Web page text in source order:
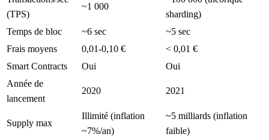
(TPS)
~1 000
sharding)
Temps de bloc
~6 sec
~5 sec
Frais moyens
0,01-0,10 €
< 0,01 €
Smart Contracts
Oui
Oui
Année de
lancement
2020 2021
Supply max
Illimité (inflation
~7%/an)
~5 milliards (inflation
faible)